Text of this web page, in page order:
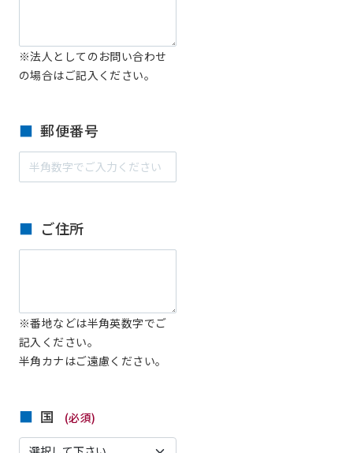
※法人としてのお問い合わせ
の場合はご記入ください。
郵便番号
ご住所
※番地などは半角英数字でご
記入ください。
半角カナはご遠慮ください。
国 (必須)